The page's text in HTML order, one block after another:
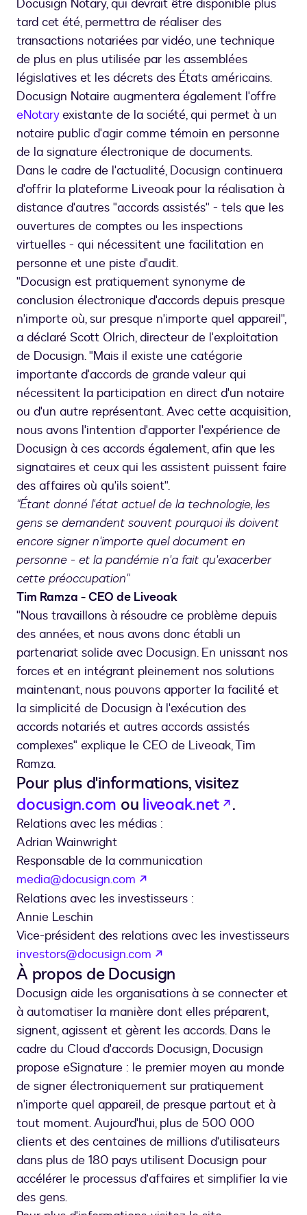
Docusign Notary, qui devrait être disponible plus
tard cet été, permettra de réaliser des
transactions notariées par vidéo, une technique
de plus en plus utilisée par les assemblées
législatives et les décrets des États américains.
Docusign Notaire augmentera également l'offre
eNotaryexistante de la société, qui permet à un
notaire public d'agir comme témoin en personne
de la signature électronique de documents.
Dans le cadre de l'actualité, Docusign continuera
d'offrir la plateforme Liveoak pour la réalisation à
distance d'autres "accords assistés" - tels que les
ouvertures de comptes ou les inspections
virtuelles - qui nécessitent une facilitation en
personne et une piste d'audit.
"Docusign est pratiquement synonyme de
conclusion électronique d'accords depuis presque
n'importe où, sur presque n'importe quel appareil",
a déclaré Scott Olrich, directeur de l'exploitation
de Docusign. "Mais il existe une catégorie
importante d'accords de grande valeur qui
nécessitent la participation en direct d'un notaire
ou d'un autre représentant. Avec cette acquisition,
nous avons l'intention d'apporter l'expérience de
Docusign à ces accords également, afin que les
signataires et ceux qui les assistent puissent faire
des affaires où qu'ils soient".
"Étant donné l'état actuel de la technologie, les
gens se demandent souvent pourquoi ils doivent
encore signer n'importe quel document en
personne - et la pandémie n'a fait qu'exacerber
cette préoccupation"
Tim Ramza - CEO de Liveoak
"Nous travaillons à résoudre ce problème depuis
des années, et nous avons donc établi un
partenariat solide avec Docusign. En unissant nos
forces et en intégrant pleinement nos solutions
maintenant, nous pouvons apporter la facilité et
la simplicité de Docusign à l'exécution des
accords notariés et autres accords assistés
complexes" explique le CEO de Liveoak, Tim
Ramza.
Pour plus d'informations, visitez
docusign.com ou liveoak.net s’ouvre
.
Relations avec les médias :
Adrian Wainwright
Responsable de la communication
media@docusign.com
Relations avec les investisseurs :
Annie Leschin
Vice-président des relations avec les investisseurs
investors@docusign.com
À propos de Docusign
Docusign aide les organisations à se connecter et
à automatiser la manière dont elles préparent,
signent, agissent et gèrent les accords. Dans le
cadre du Cloud d'accords Docusign, Docusign
propose eSignature : le premier moyen au monde
de signer électroniquement sur pratiquement
n'importe quel appareil, de presque partout et à
tout moment. Aujourd'hui, plus de 500 000
clients et des centaines de millions d'utilisateurs
dans plus de 180 pays utilisent Docusign pour
accélérer le processus d'affaires et simplifier la vie
des gens.